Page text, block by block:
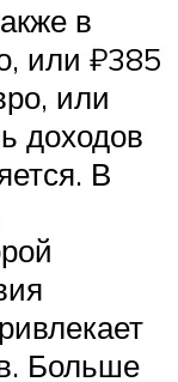
в
или ₽385
или
доходов
В
Больше